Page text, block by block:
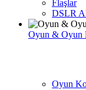
Flaşlar
DSLR
Oyun & Oyun
Oyun